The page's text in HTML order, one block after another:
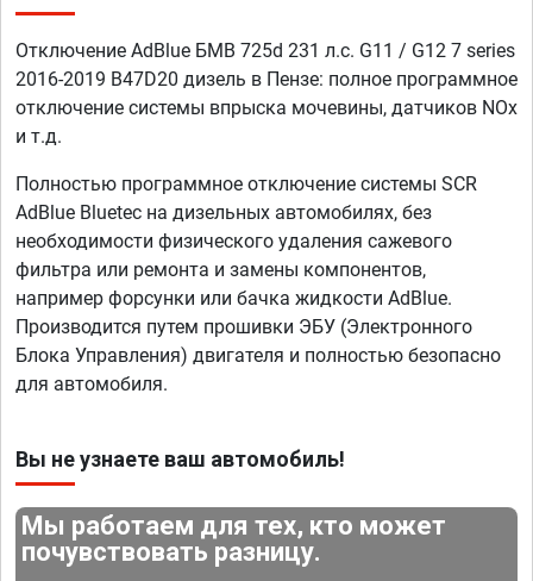
Отключение AdBlue БМВ 725d 231 л.с. G11 / G12 7 series
2016-2019 B47D20 дизель в Пензе: полное программное
отключение системы впрыска мочевины, датчиков NOx
и т.д.
Полностью программное отключение системы SCR
AdBlue Bluetec на дизельных автомобилях, без
необходимости физического удаления сажевого
фильтра или ремонта и замены компонентов,
например форсунки или бачка жидкости AdBlue.
Производится путем прошивки ЭБУ (Электронного
Блока Управления) двигателя и полностью безопасно
для автомобиля.
Вы не узнаете ваш автомобиль!
Мы работаем для тех, кто может
почувствовать разницу.